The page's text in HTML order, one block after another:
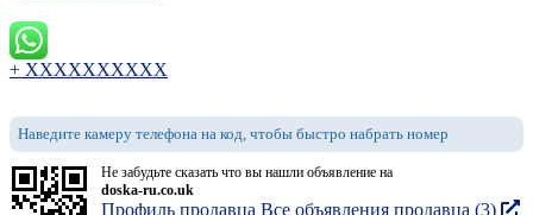
+ XXXXXXXXXX
Наведите камеру телефона на код, чтобы быстро набрать номер
Не забудьте сказать что вы нашли объявление на
doska-ru.co.uk
Профиль продавца Все объявления продавца (3)